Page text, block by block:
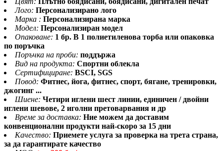
Лого: Персонализирано лого
Марка : Персонализирана марка
Модел: Персонализиран модел
Опаковане: 1 бр. В 1 полиетиленова торба или опаковка
по поръчка
Поръчка на проби: поддържа
Вид на продукта: Спортни облекла
Сертифициране: BSCI, SGS
Повод: Фитнес, йога, фитнес, спорт, бягане, тренировки,
джогинг ...
Шиене: Четири иглени шест линии, единичен / двойни
иглени шевове, 2 иголни претоварвания и др
Време за доставка: Ние можем да доставим
конвенционални продукти най-скоро за 15 дни
Качество: Приемете услуга за проверка на трета страна,
за да гарантирате качество